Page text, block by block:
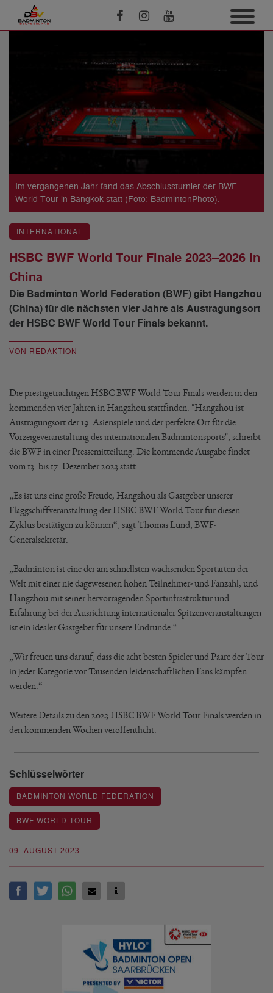
Im vergangenen Jahr fand das Abschlussturnier der BWF
World Tour in Bangkok statt (Foto: BadmintonPhoto).
09. AUGUST 2023
INTERNATIONAL
HSBC BWF World Tour Finale 2023–2026 in
China
Die Badminton World Federation (BWF) gibt Hangzhou
(China) für die nächsten vier Jahre als Austragungsort
der HSBC BWF World Tour Finals bekannt.
VON REDAKTION
Die prestigeträchtigen HSBC BWF World Tour Finals werden in den
kommenden vier Jahren in Hangzhou stattfinden. "Hangzhou ist
Austragungsort der 19. Asienspiele und der perfekte Ort für die
Vorzeigeveranstaltung des internationalen Badmintonsports", schreibt
die BWF in einer Pressemitteilung. Die kommende Ausgabe findet
vom 13. bis 17. Dezember 2023 statt.
„Es ist uns eine große Freude, Hangzhou als Gastgeber unserer
Flaggschiffveranstaltung der HSBC BWF World Tour für diesen
Zyklus bestätigen zu können“, sagt Thomas Lund, BWF-
Generalsekretär.
„Badminton ist eine der am schnellsten wachsenden Sportarten der
Welt mit einer nie dagewesenen hohen Teilnehmer- und Fanzahl, und
Hangzhou mit seiner hervorragenden Sportinfrastruktur und
Erfahrung bei der Ausrichtung internationaler Spitzenveranstaltungen
ist ein idealer Gastgeber für unsere Endrunde.“
„Wir freuen uns darauf, dass die acht besten Spieler und Paare der Tour
in jeder Kategorie vor Tausenden leidenschaftlichen Fans kämpfen
werden.“
Weitere Details zu den 2023 HSBC BWF World Tour Finals werden in
den kommenden Wochen veröffentlicht.
Schlüsselwörter
BADMINTON WORLD FEDERATION
BWF WORLD TOUR